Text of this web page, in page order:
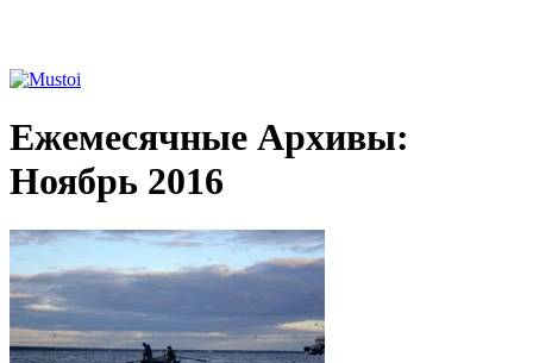
Ежемесячные Архивы:
Ноябрь 2016